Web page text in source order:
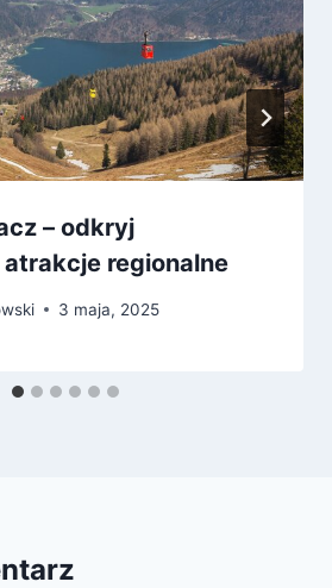
– odkryj
regionalne
3 maja, 2025